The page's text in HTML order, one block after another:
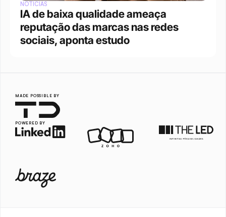
NOTÍCIAS
IA de baixa qualidade ameaça
reputação das marcas nas redes
sociais, aponta estudo
MADE POSSIBLE BY
POWERED BY